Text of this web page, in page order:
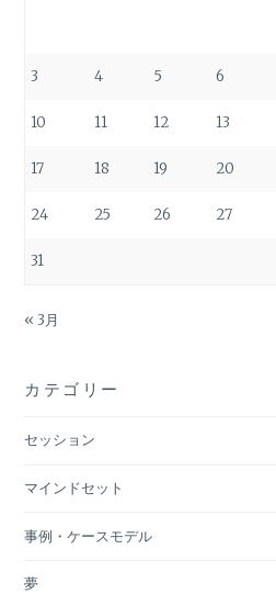
3 4 5 6
10 11 12 13
17 18 19 20
24 25 26 27
31
« 3月
カテゴリー
セッション
マインドセット
事例・ケースモデル
夢